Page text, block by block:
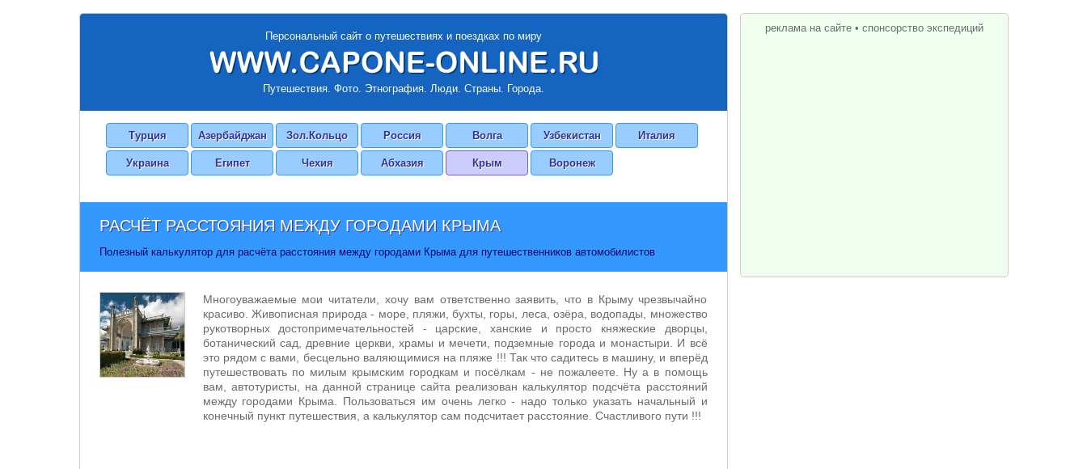
Персональный сайт о путешествиях и поездках по миру
Путешествия. Фото. Этнография. Люди. Страны. Города.
Турция Азербайджан Зол.Кольцо Россия Волга Узбекистан Италия
Украина Египет Чехия Абхазия Крым Воронеж
РАСЧЁТ РАССТОЯНИЯ МЕЖДУ ГОРОДАМИ КРЫМА
Полезный калькулятор для расчёта расстояния между городами Крыма для путешественников автомобилистов
Многоуважаемые мои читатели, хочу вам ответственно заявить, что в Крыму чрезвычайно
красиво. Живописная природа - море, пляжи, бухты, горы, леса, озёра, водопады, множество
рукотворных достопримечательностей - царские, ханские и просто княжеские дворцы,
ботанический сад, древние церкви, храмы и мечети, подземные города и монастыри. И всё
это рядом с вами, бесцельно валяющимися на пляже !!! Так что садитесь в машину, и вперёд
путешествовать по милым крымским городкам и посёлкам - не пожалеете. Ну а в помощь
вам, автотуристы, на данной странице сайта реализован калькулятор подсчёта расстояний
между городами Крыма. Пользоваться им очень легко - надо только указать начальный и
конечный пункт путешествия, а калькулятор сам подсчитает расстояние. Счастливого пути !!!
реклама на сайте• спонсорство экспедиций